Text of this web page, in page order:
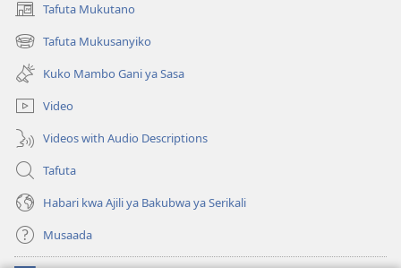
Tafuta Mukutano
(opens
new
window)
Tafuta Mukusanyiko
(opens
new
window)
Kuko Mambo Gani ya Sasa
Video
Videos with Audio Descriptions
Tafuta
Habari kwa Ajili ya Bakubwa ya Serikali
Musaada